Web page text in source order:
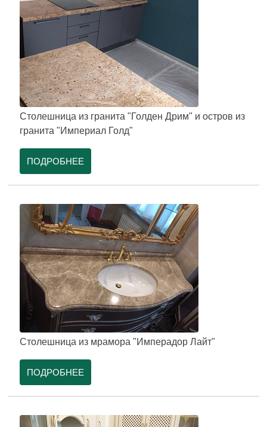
Столешница из гранита "Голден Дрим" и остров из
гранита "Империал Голд"
ПОДРОБНЕЕ
Столешница из мрамора "Имперадор Лайт"
ПОДРОБНЕЕ